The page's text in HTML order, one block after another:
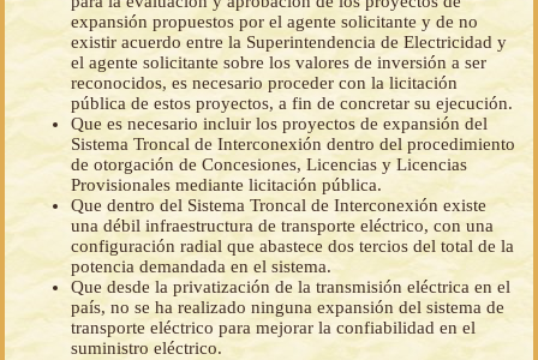
expansión propuestos por el agente solicitante y de no
existir acuerdo entre la Superintendencia de Electricidad y
el agente solicitante sobre los valores de inversión a ser
reconocidos, es necesario proceder con la licitación
pública de estos proyectos, a fin de concretar su ejecución.
Que es necesario incluir los proyectos de expansión del
Sistema Troncal de Interconexión dentro del procedimiento
de otorgación de Concesiones, Licencias y Licencias
Provisionales mediante licitación pública.
Que dentro del Sistema Troncal de Interconexión existe
una débil infraestructura de transporte eléctrico, con una
configuración radial que abastece dos tercios del total de la
potencia demandada en el sistema.
Que desde la privatización de la transmisión eléctrica en el
país, no se ha realizado ninguna expansión del sistema de
transporte eléctrico para mejorar la confiabilidad en el
suministro eléctrico.